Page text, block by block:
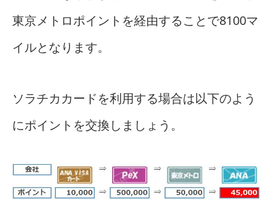
東京メトロポイントを経由することで8100マ
イルとなります。
ソラチカカードを利用する場合は以下のよう
にポイントを交換しましょう。